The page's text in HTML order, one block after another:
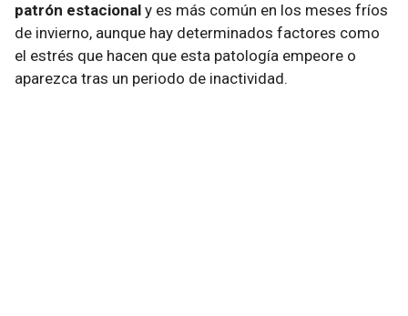
patrón estacional y es más común en los meses fríos
de invierno, aunque hay determinados factores como
el estrés que hacen que esta patología empeore o
aparezca tras un periodo de inactividad.